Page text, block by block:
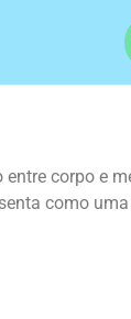
corpo e
como